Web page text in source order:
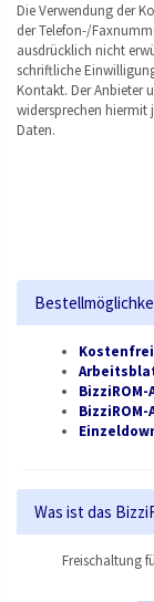
Die Verwendung der
der Telefon-/
ausdrücklich nicht
schriftliche
Kontakt. Der Anbieter
widersprechen hiermit
Daten.
BizziROM-
Was ist das
Freischaltung